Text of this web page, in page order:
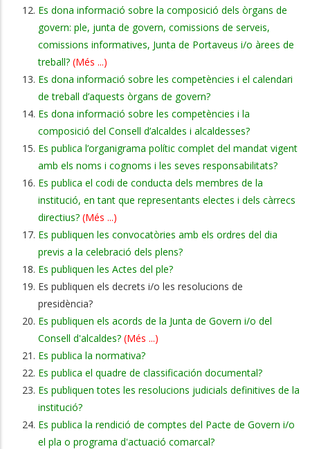
Es dona informació sobre la composició dels òrgans de
govern: ple, junta de govern, comissions de serveis,
comissions informatives, Junta de Portaveus i/o àrees de
treball? (Més ...)
Es dona informació sobre les competències i el calendari
de treball d’aquests òrgans de govern?
Es dona informació sobre les competències i la
composició del Consell d’alcaldes i alcaldesses?
Es publica l’organigrama polític complet del mandat vigent
amb els noms i cognoms i les seves responsabilitats?
Es publica el codi de conducta dels membres de la
institució, en tant que representants electes i dels càrrecs
directius? (Més ...)
Es publiquen les convocatòries amb els ordres del dia
previs a la celebració dels plens?
Es publiquen les Actes del ple?
Es publiquen els decrets i/o les resolucions de
presidència?
Es publiquen els acords de la Junta de Govern i/o del
Consell d'alcaldes? (Més ...)
Es publica la normativa?
Es publica el quadre de classificación documental?
Es publiquen totes les resolucions judicials definitives de la
institució?
Es publica la rendició de comptes del Pacte de Govern i/o
el pla o programa d'actuació comarcal?